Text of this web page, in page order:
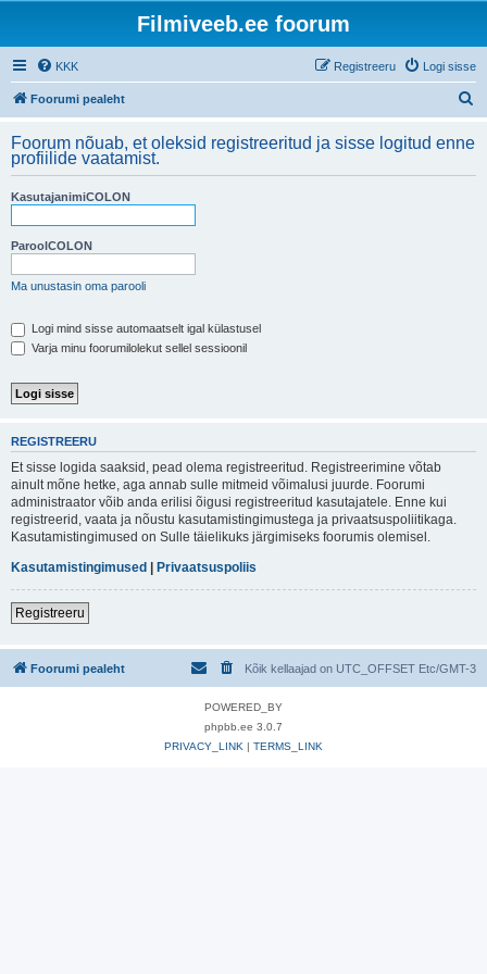
Filmiveeb.ee foorum
KKK Logi sisse
Registreeru
Foorumi pealeht
i
Foorum nõuab, et oleksid registreeritud ja sisse logitud enne
profiilide vaatamist.
KasutajanimiCOLON
ParoolCOLON
Ma unustasin oma parooli
Logi mind sisse automaatselt igal külastusel
Varja minu foorumilolekut sellel sessioonil
REGISTREERU
Et sisse logida saaksid, pead olema registreeritud. Registreerimine võtab
ainult mõne hetke, aga annab sulle mitmeid võimalusi juurde. Foorumi
administraator võib anda erilisi õigusi registreeritud kasutajatele. Enne kui
registreerid, vaata ja nõustu kasutamistingimustega ja privaatsuspoliitikaga.
Kasutamistingimused on Sulle täielikuks järgimiseks foorumis olemisel.
Kasutamistingimused | Privaatsuspoliis
Registreeru
Foorumi pealeht Kõik kellaajad on UTC_OFFSET Etc/GMT-3
POWERED_BY
phpbb.ee 3.0.7
PRIVACY_LINK | TERMS_LINK